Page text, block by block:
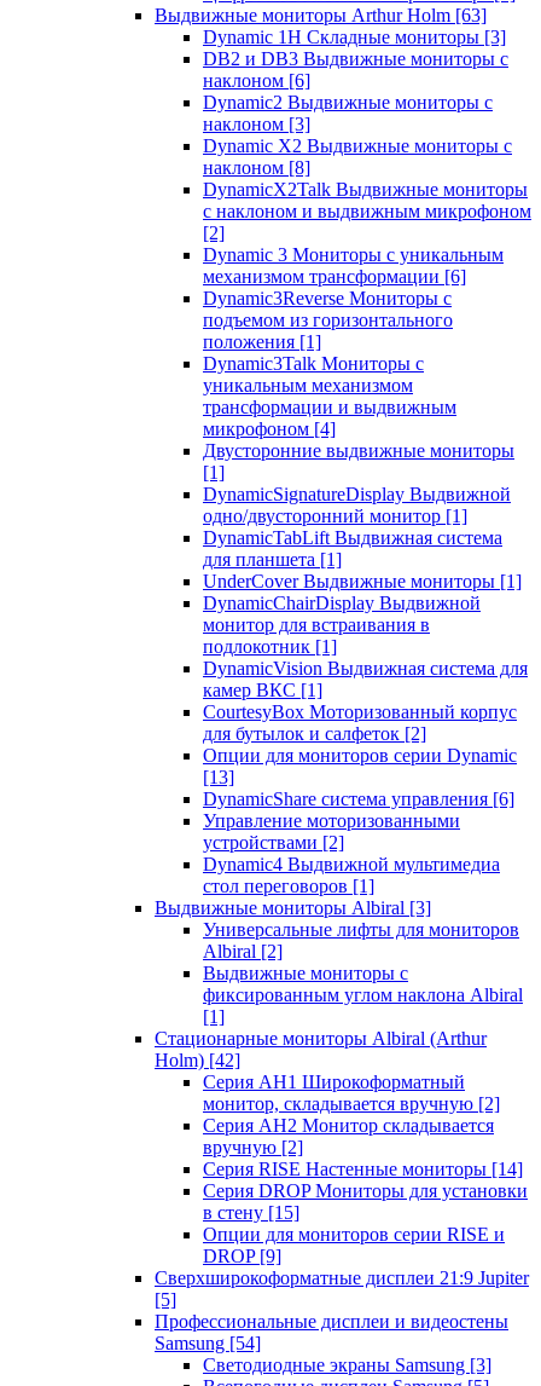
Выдвижные мониторы Arthur Holm [63]
Dynamic 1Н Складные мониторы [3]
DB2 и DB3 Выдвижные мониторы с
наклоном [6]
Dynamic2 Выдвижные мониторы с
наклоном [3]
Dynamic X2 Выдвижные мониторы с
наклоном [8]
DynamicX2Talk Выдвижные мониторы
с наклоном и выдвижным микрофоном
[2]
Dynamic 3 Мониторы с уникальным
механизмом трансформации [6]
Dynamic3Reverse Мониторы с
подъемом из горизонтального
положения [1]
Dynamic3Talk Мониторы с
уникальным механизмом
трансформации и выдвижным
микрофоном [4]
Двусторонние выдвижные мониторы
[1]
DynamicSignatureDisplay Выдвижной
одно/двусторонний монитор [1]
DynamicTabLift Выдвижная система
для планшета [1]
UnderCover Выдвижные мониторы [1]
DynamicChairDisplay Выдвижной
монитор для встраивания в
подлокотник [1]
DynamicVision Выдвижная система для
камер ВКС [1]
CourtesyBox Моторизованный корпус
для бутылок и салфеток [2]
Опции для мониторов серии Dynamic
[13]
DynamicShare система управления [6]
Управление моторизованными
устройствами [2]
Dynamic4 Выдвижной мультимедиа
стол переговоров [1]
Выдвижные мониторы Albiral [3]
Универсальные лифты для мониторов
Albiral [2]
Выдвижные мониторы с
фиксированным углом наклона Albiral
[1]
Стационарные мониторы Albiral (Arthur
Holm) [42]
Серия AH1 Широкоформатный
монитор, складывается вручную [2]
Серия AH2 Монитор складывается
вручную [2]
Серия RISE Настенные мониторы [14]
Серия DROP Мониторы для установки
в стену [15]
Опции для мониторов серии RISE и
DROP [9]
Сверхширокоформатные дисплеи 21:9 Jupiter
[5]
Профессиональные дисплеи и видеостены
Samsung [54]
Светодиодные экраны Samsung [3]